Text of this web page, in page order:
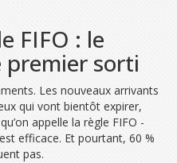
FIFO : le
premier sorti
Les nouveaux arrivants
qui vont bientôt expirer,
appelle la règle FIFO -
efficace. Et pourtant, 60 %
pas.